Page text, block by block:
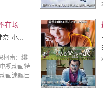
名侦探柯南:绯色的不在场证明
田中敦子 森川智之
柯南：绯
视动画特
画迷瞩目